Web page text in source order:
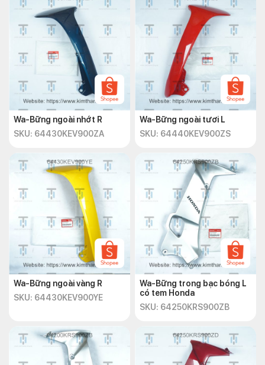
Wa-Bững ngoài nhớt R
SKU: 64430KEV900ZA
Wa-Bững ngoài tươi L
SKU: 64440KEV900ZS
Wa-Bững ngoài vàng R
SKU: 64430KEV900YE
Wa-Bững trong bạc bóng L
có tem Honda
SKU: 64250KRS900ZB